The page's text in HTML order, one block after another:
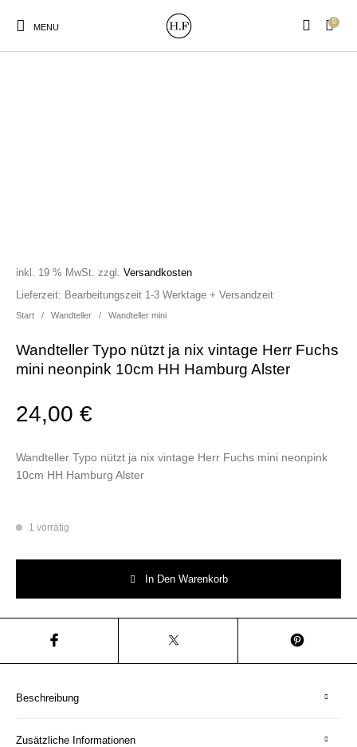
MENU
0
Poster&Notizbücher
für den Kopf
Taschen/Turnbeutel
Start / Wandteller / Wandteller mini
Wandteller Typo nützt ja nix vintage Herr Fuchs
mini neonpink 10cm HH Hamburg Alster
24,00€
inkl. 19 % MwSt. zzgl.Versandkosten
Wandteller Typo nützt ja nix vintage Herr Fuchs mini neonpink
10cm HH Hamburg Alster
Lieferzeit: Bearbeitungszeit 1-3 Werktage + Versandzeit
1 vorrätig
In Den Warenkorb
Beschreibung
Zusätzliche Informationen